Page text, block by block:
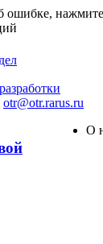
ошибке,
otr@otr.rarus.ru
О